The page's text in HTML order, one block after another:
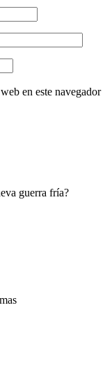
en este navegador
guerra fría?